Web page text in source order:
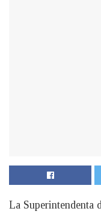
La Superintendenta